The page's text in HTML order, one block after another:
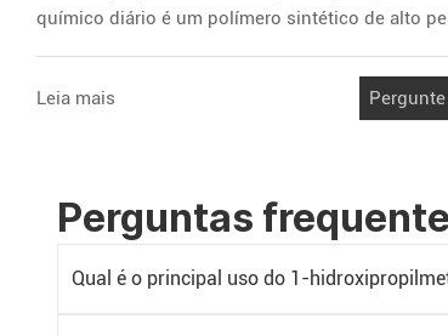
químico diário é um polímero sintético de alto
Leia mais
Perguntas
Qual é o principal uso do 1-